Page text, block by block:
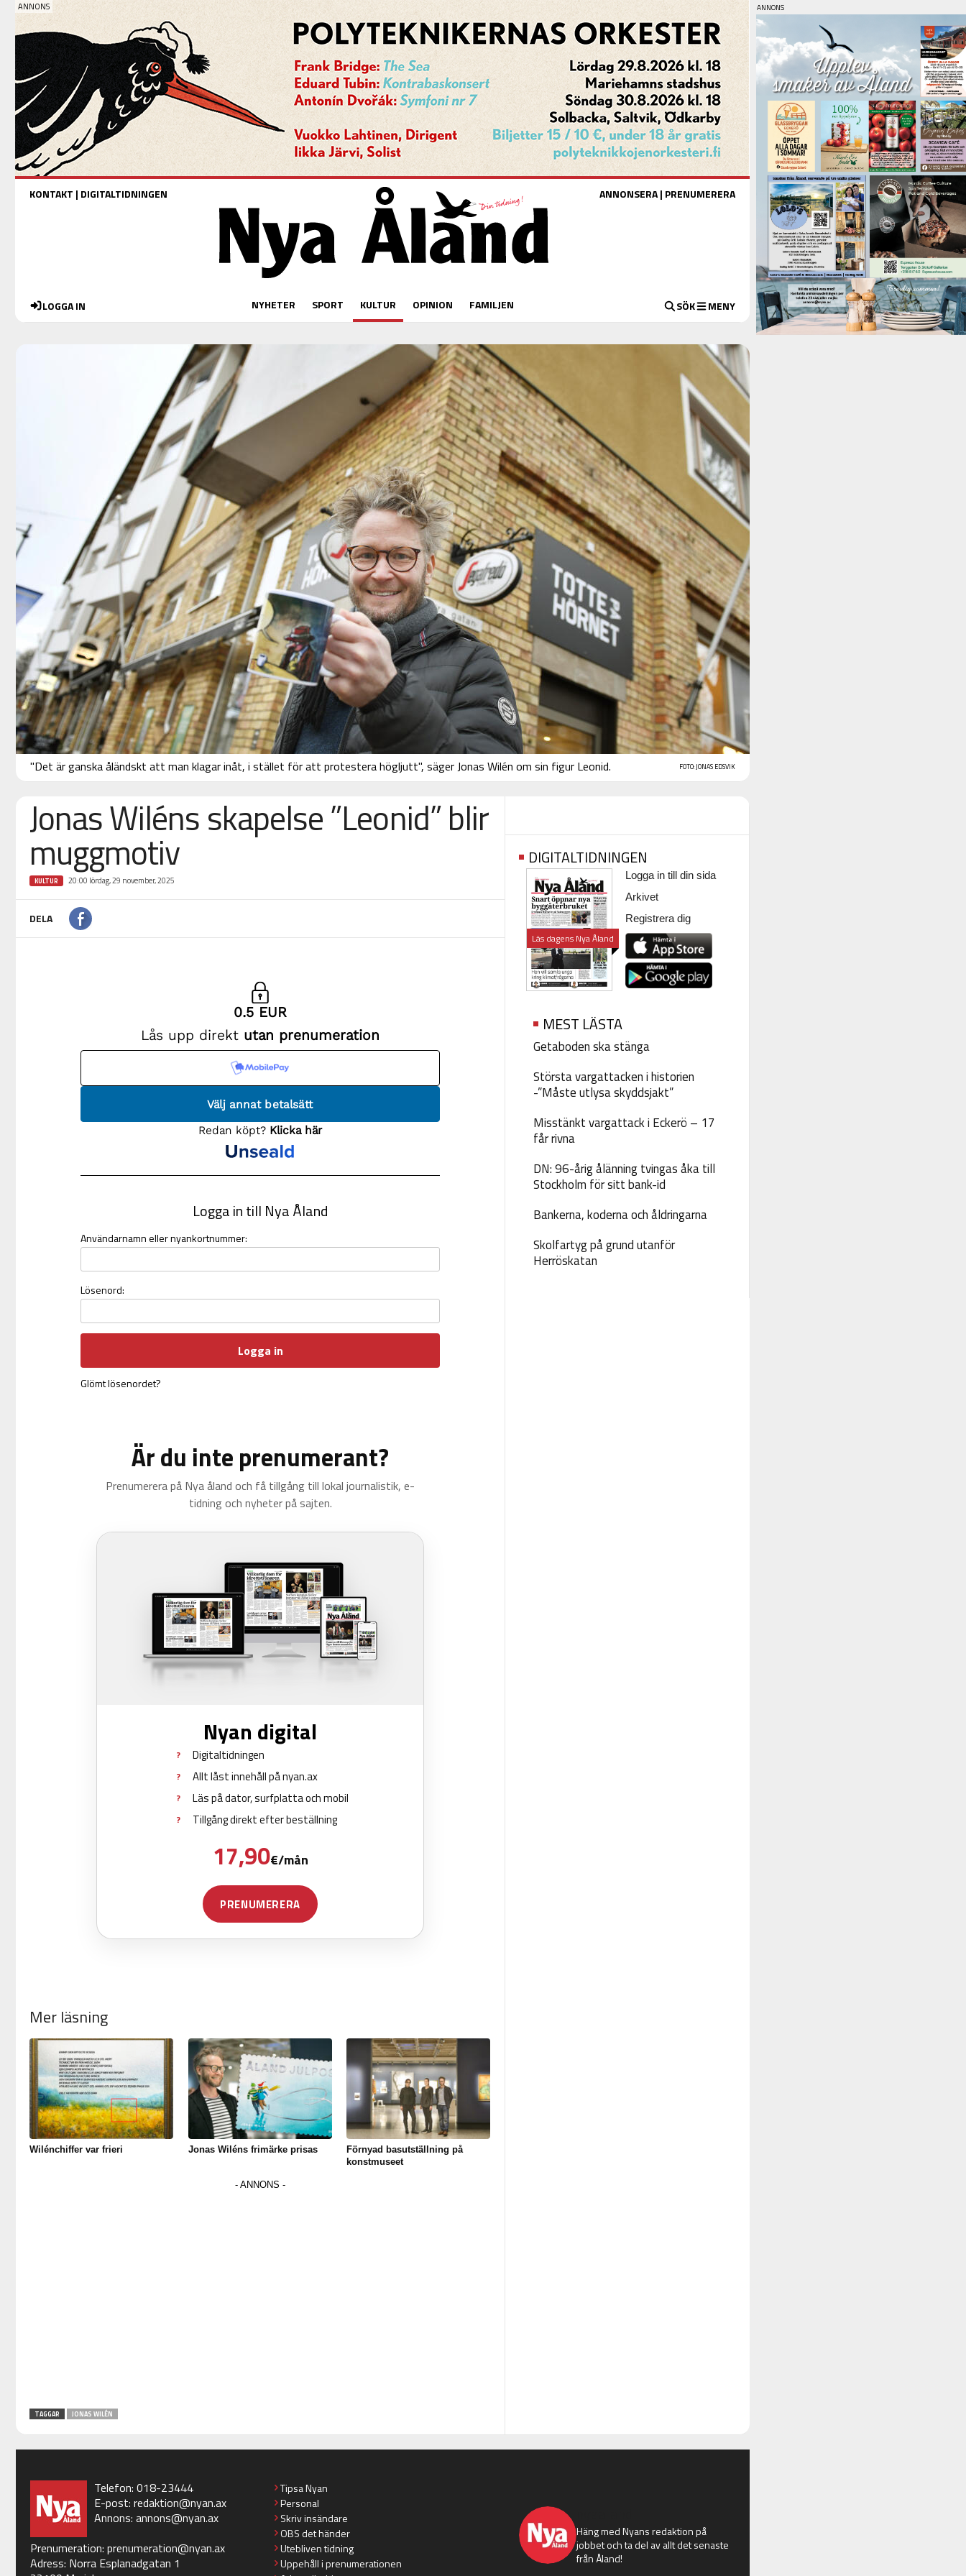
KONTAKT | DIGITALTIDNINGEN ANNONSERA| PRENUMERERA
LOGGA IN NYHETER SPORT KULTUR OPINION FAMILJEN SÖK MENY
FOTO: JONAS EDSVIK
"Det är ganska åländskt att man klagar inåt, i stället för att protestera högljutt", säger Jonas Wilén om sin figur Leonid.
Jonas Wiléns skapelse ”Leonid” blir
muggmotiv
KULTUR 20:00 lördag, 29 november, 2025
DELA
Mer läsning
Wilénchiffer var frieri Jonas Wiléns frimärke prisas
Förnyad basutställning på
konstmuseet
TAGGAR JONAS WILÉN
DIGITALTIDNINGEN
Läs dagens Nya Åland
Logga in till din sida
Arkivet
Registrera dig
MEST LÄSTA
Getaboden ska stänga
Största vargattacken i historien
-”Måste utlysa skyddsjakt”
Misstänkt vargattack i Eckerö – 17
får rivna
DN: 96-årig ålänning tvingas åka till
Stockholm för sitt bank-id
Bankerna, koderna och åldringarna
Skolfartyg på grund utanför
Herröskatan
Telefon: 018-23444
E-post: redaktion@nyan.ax
Annons: annons@nyan.ax
Prenumeration: prenumeration@nyan.ax
Adress: Norra Esplanadgatan 1
Tipsa Nyan
Personal
Skriv insändare
OBS det händer
Utebliven tidning
Uppehåll i prenumerationen
Häng med Nyans redaktion på
jobbet och ta del av allt det senaste
från Åland!